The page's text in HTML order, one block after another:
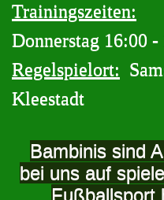
Trainingszeiten:
Donnerstag 16:00
Regelspielort:
Kleestadt
Bambinis sind
bei uns auf
Fußballsport